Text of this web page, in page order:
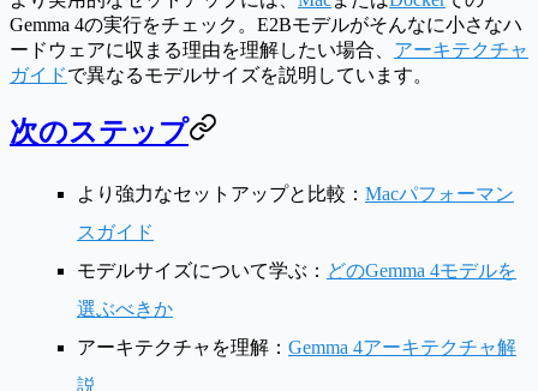
Gemma 4の実行をチェック。E2Bモデルがそんなに小さなハ
ードウェアに収まる理由を理解したい場合、 アーキテクチャ
ガイドで異なるモデルサイズを説明しています。
次のステップ
より強力なセットアップと比較： Macパフォーマン
スガイド
モデルサイズについて学ぶ： どのGemma 4モデルを
選ぶべきか
アーキテクチャを理解： Gemma 4アーキテクチャ解
説